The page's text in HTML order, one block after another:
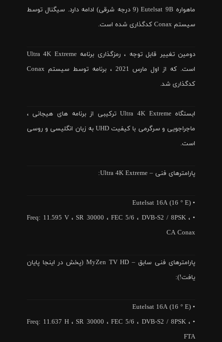
ماهواره Eutelsat 9B (9 درجه شرقی) ادامه دارد. سیگنال توسط
سیستم Conax کدگذاری شده است.
دومین تغییر قابل توجه ، رمزگذاری برنامه Ultra 4K Extreme
است. که از اول مارس 2021 ، برنامه توسط سیستم Conax
کدگذاری شد.
ابستگاه Ultra 4K Extreme ترکیبی از برنامه های هیجانی ،
ماجراجویی و سرگرمی با کیفیت UHD به زبان انگلیسی و روسی
است.
پارامترهای فنی – Ultra 4K Extreme:
• Eutelsat 16A (16 ° E)
• Freq: 11.595 V ، SR 30000 ، FEC 5/6 ، DVB-S2 / 8PSK ،
CA Conax
پارامترهای فنی سابق – MyZen TV HD (پخش در اینجا پایان
یافت!):
• Eutelsat 16A (16 ° E)
• Freq: 11.637 H ، SR 30000 ، FEC 5/6 ، DVB-S2 / 8PSK ،
FTA